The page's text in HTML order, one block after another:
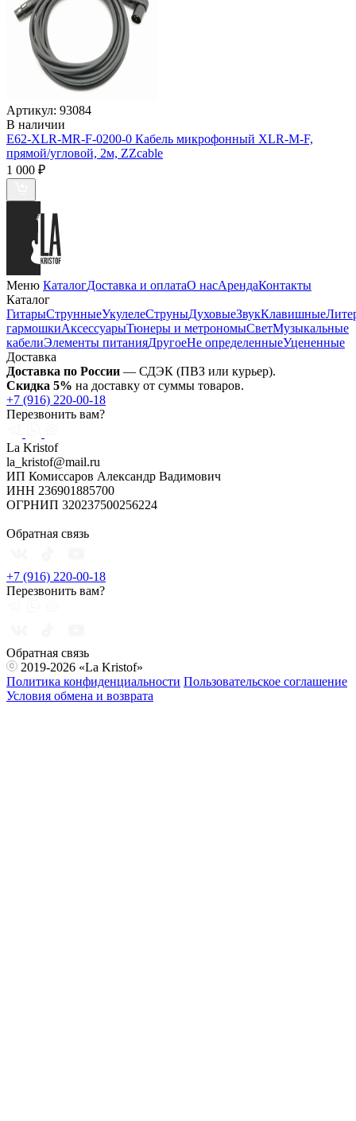
Артикул: 93084
В наличии
E62-XLR-MR-F-0200-0 Кабель микрофонный XLR-M-F,
прямой/угловой, 2м, ZZcable
1 000 ₽
Меню КаталогДоставка и оплатаО насАрендаКонтакты
Каталог
ГитарыСтрунныеУкулелеСтруныДуховыеЗвукКлавишные
гармошкиАксессуарыТюнеры и метрономыСветМузыкальные
кабелиЭлементы питанияДругоеНе определенныеУцененные
Доставка
Доставка по России — СДЭК (ПВЗ или курьер).
Скидка 5% на доставку от суммы товаров.
+7 (916) 220-00-18
Перезвонить вам?
La Kristof
la_kristof@mail.ru
ИП Комиссаров Александр Вадимович
ИНН 236901885700
ОГРНИП 320237500256224
Обратная связь
+7 (916) 220-00-18
Перезвонить вам?
Обратная связь
2019-2026 «La Kristof»
Политика конфиденциальности Пользовательское соглашение
Условия обмена и возврата